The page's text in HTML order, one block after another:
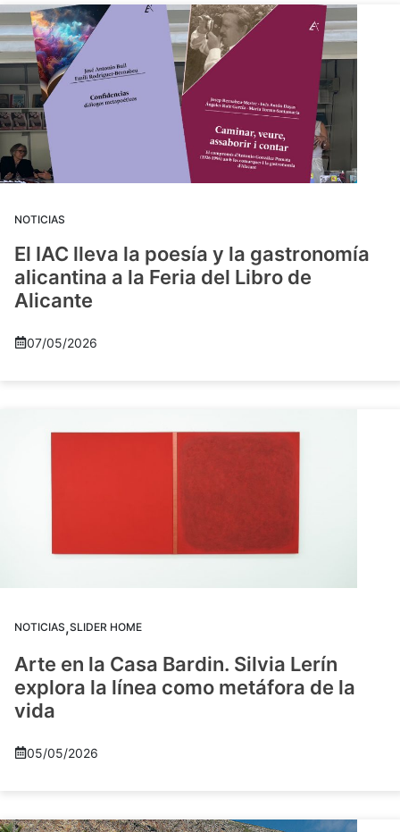
NOTICIAS
El IAC lleva la poesía y la gastronomía
alicantina a la Feria del Libro de
Alicante
07/05/2026
NOTICIAS,SLIDER HOME
Arte en la Casa Bardin. Silvia Lerín
explora la línea como metáfora de la
vida
05/05/2026